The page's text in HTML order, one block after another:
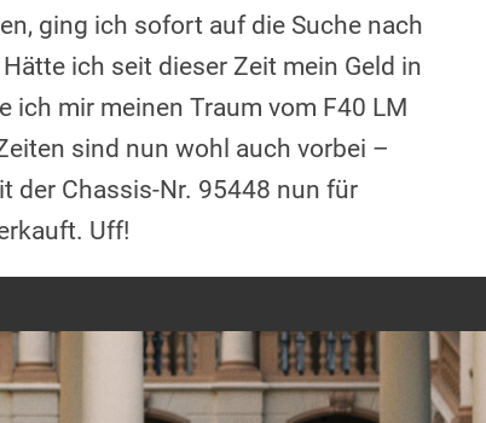
ging ich sofort auf die Suche nach
ich seit dieser Zeit mein Geld in
mir meinen Traum vom F40 LM
sind nun wohl auch vorbei –
der Chassis-Nr. 95448 nun für
Uff!